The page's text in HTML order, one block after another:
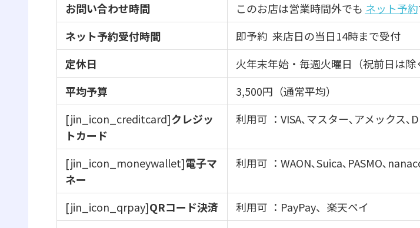
お問い合わせ時間
このお店は営業時間外でも ネット予約
ネット予約受付時間
即予約 来店日の当日14時まで受付
定休日
火年末年始・毎週火曜日（祝前日は除
平均予算
3,500円（通常平均）
[jin_icon_creditcard]クレジッ
トカード
利用可 ：VISA､マスター､アメックス､
[jin_icon_moneywallet]電子マ
ネー
利用可 ：WAON､Suica､PASMO､
[jin_icon_qrpay]QRコード決済
利用可 ：PayPay、楽天ペイ